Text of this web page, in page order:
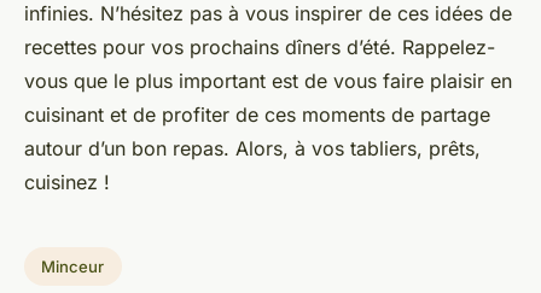
infinies. N’hésitez pas à vous inspirer de ces idées de
recettes pour vos prochains dîners d’été. Rappelez-
vous que le plus important est de vous faire plaisir en
cuisinant et de profiter de ces moments de partage
autour d’un bon repas. Alors, à vos tabliers, prêts,
cuisinez !
Minceur